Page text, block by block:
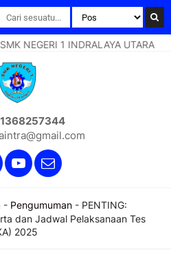
NEGERI 1 INDRALAYA UTARA
- Pengumuman- PENTING:
dan Jadwal Pelaksanaan Tes
2025